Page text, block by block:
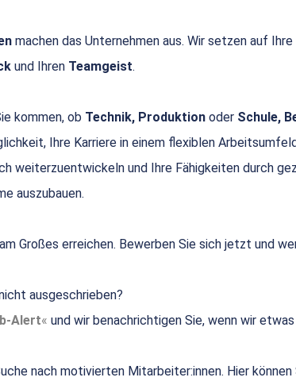
machen das Unternehmen aus. Wir setzen auf Ihre
und Ihren Teamgeist.
kommen, ob Technik, Produktion oder Schule,
Ihre Karriere in einem flexiblen
weiterzuentwickeln und Ihre Fähigkeiten durch
auszubauen.
Großes erreichen. Bewerben Sie sich jetzt und
ausgeschrieben?
Alert und wir benachrichtigen Sie, wenn wir
nach motivierten Mitarbeiter:innen. Hier